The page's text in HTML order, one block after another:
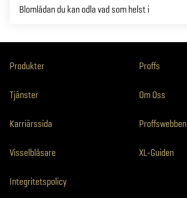
Blomlådan du kan odla vad som helst i
Produkter Proffs
Tjänster Om Oss
Karriärssida Proffswebben
Visselblåsare XL-Guiden
Integritetspolicy